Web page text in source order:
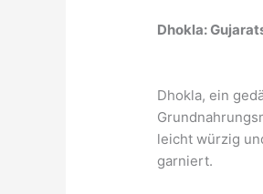
Dhokla:
Dhokla, ein
leicht würzig
garniert.